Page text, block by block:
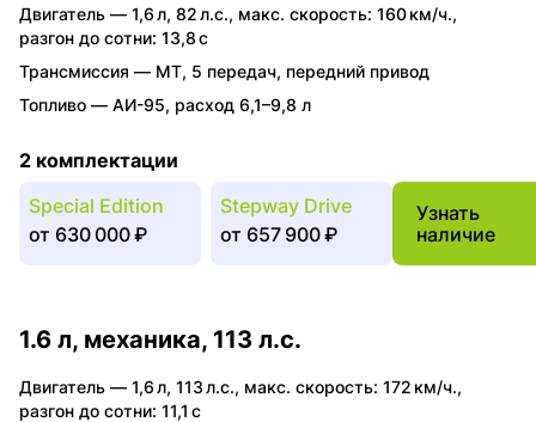
Двигатель — 1,6 л, 82 л.с., макс. скорость: 160 км/ч.,
разгон до сотни: 13,8 с
Трансмиссия — MT, 5 передач, передний привод
Топливо — АИ-95, расход 6,1–9,8 л
2 комплектации
Special Edition
от 630 000 ₽
Stepway Drive
от 657 900 ₽
Узнать
наличие
1.6 л, механика, 113 л.с.
Двигатель — 1,6 л, 113 л.с., макс. скорость: 172 км/ч.,
разгон до сотни: 11,1 с